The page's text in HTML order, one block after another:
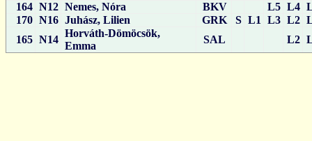
164 N12 Nemes, Nóra BKV L5 L4
170 N16 Juhász, Lilien GRK S L1 L3 L2
165 N14
Horváth-Dömöcsök,
Emma
SAL L2